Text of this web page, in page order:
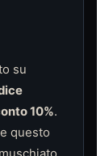
su
10%.
questo